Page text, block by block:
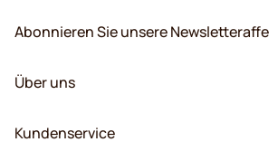
Abonnieren Sie unsere Newsletteraffe
Über uns
Kundenservice